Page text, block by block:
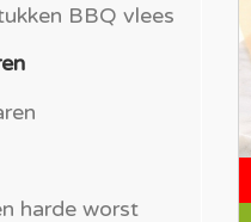
BBQ vlees
harde worst